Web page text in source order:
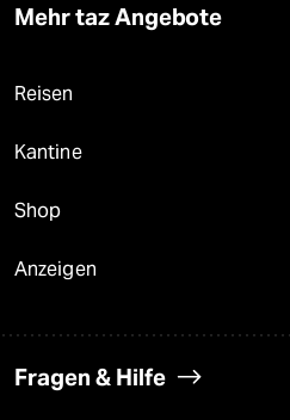
Mehr taz Angebote
Reisen
Kantine
Shop
Anzeigen
Fragen & Hilfe